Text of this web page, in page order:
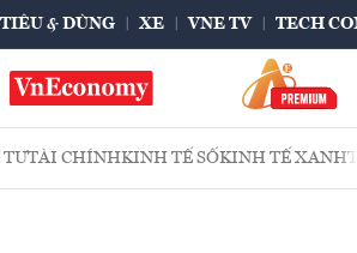
TIÊU & DÙNG XE VNE TV TECH
TƯTÀI CHÍNHKINH TẾ SỐKINH TẾ XANH